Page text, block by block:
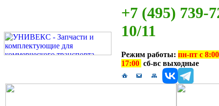
+7 (495) 739-
10/11
Режим работы: пн-пт с
17:00 сб-вс выходные